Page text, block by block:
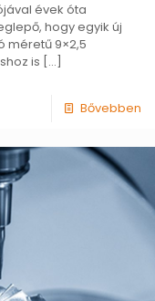
évek óta
hogy egyik új
méretű 9×2,5
is […]
Bővebben